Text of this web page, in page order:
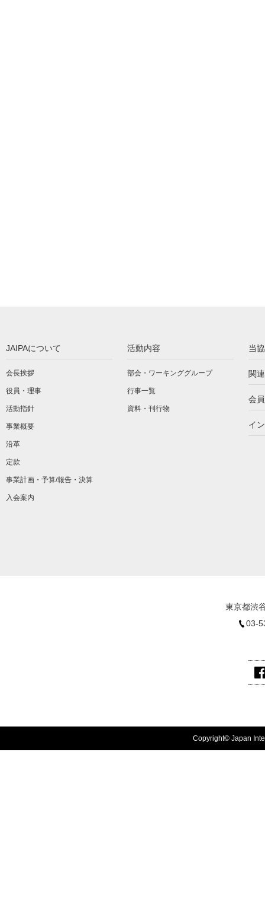
JAIPAについて
会長挨拶
役員・理事
活動指針
事業概要
沿革
定款
事業計画・予算/報告・決算
入会案内
活動内容
部会・ワーキンググループ
行事一覧
資料・刊行物
当
関
会
イ
東京都渋
03-
Copyright© Japan